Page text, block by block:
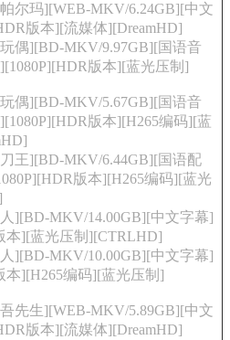
尔玛][WEB-MKV/6.24GB][中文
版本][流媒体][DreamHD]
偶][BD-MKV/9.97GB][国语音
版本][蓝光压制]
偶][BD-MKV/5.67GB][国语音
版本][H265编码][蓝
王][BD-MKV/6.44GB][国语配
版本][H265编码][蓝光
][BD-MKV/14.00GB][中文字幕]
本][蓝光压制][CTRLHD]
][BD-MKV/10.00GB][中文字幕]
本][H265编码][蓝光压制]
先生][WEB-MKV/5.89GB][中文
版本][流媒体][DreamHD]